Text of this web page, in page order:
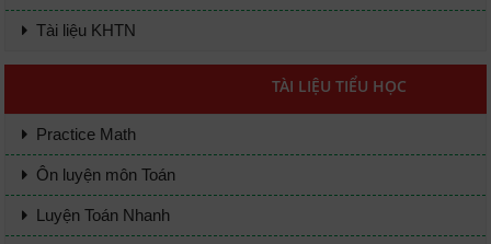
Tài liệu KHTN
TÀI LIỆU TIỂU HỌC
Practice Math
Ôn luyện môn Toán
Luyện Toán Nhanh